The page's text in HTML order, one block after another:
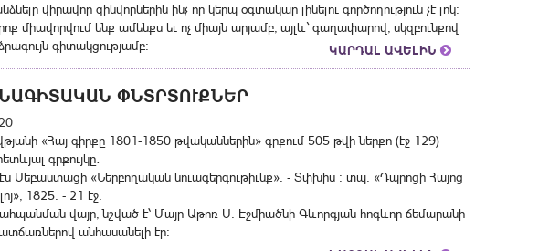
վիրավոր զինվորներին ինչ որ կերպ օգտակար լինելու գործողություն չէ լոկ։
միավորվում ենք ամենքս եւ ոչ միայն արյամբ, այլև` գաղափարով, սկզբունքով
գիտակցությամբ։
ԿԱՐԴԱԼ ԱՎԵԼԻՆ
ՓՆՏՐՏՈՒՔՆԵՐ
«Հայ գիրքը 1801-1850 թվականներին» գրքում 505 թվի ներքո (էջ 129)
գրքույկը․
Սեբաստացի «Ներբողական նուագերգութիւնք». - Տփխիս : տպ. «Դպրոցի Հայոց
1825. - 21 էջ.
վայր, նշված է՝ Մայր Աթոռ Ս. Էջմիածնի Գևորգյան հոգևոր ճեմարանի
անհասանելի էր։